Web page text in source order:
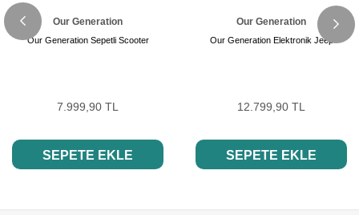
Our Generation
Our Generation Sepetli Scooter
7.999,90 TL
SEPETE EKLE
Our Generation
Our Generation Elektronik Jeep
12.799,90 TL
SEPETE EKLE